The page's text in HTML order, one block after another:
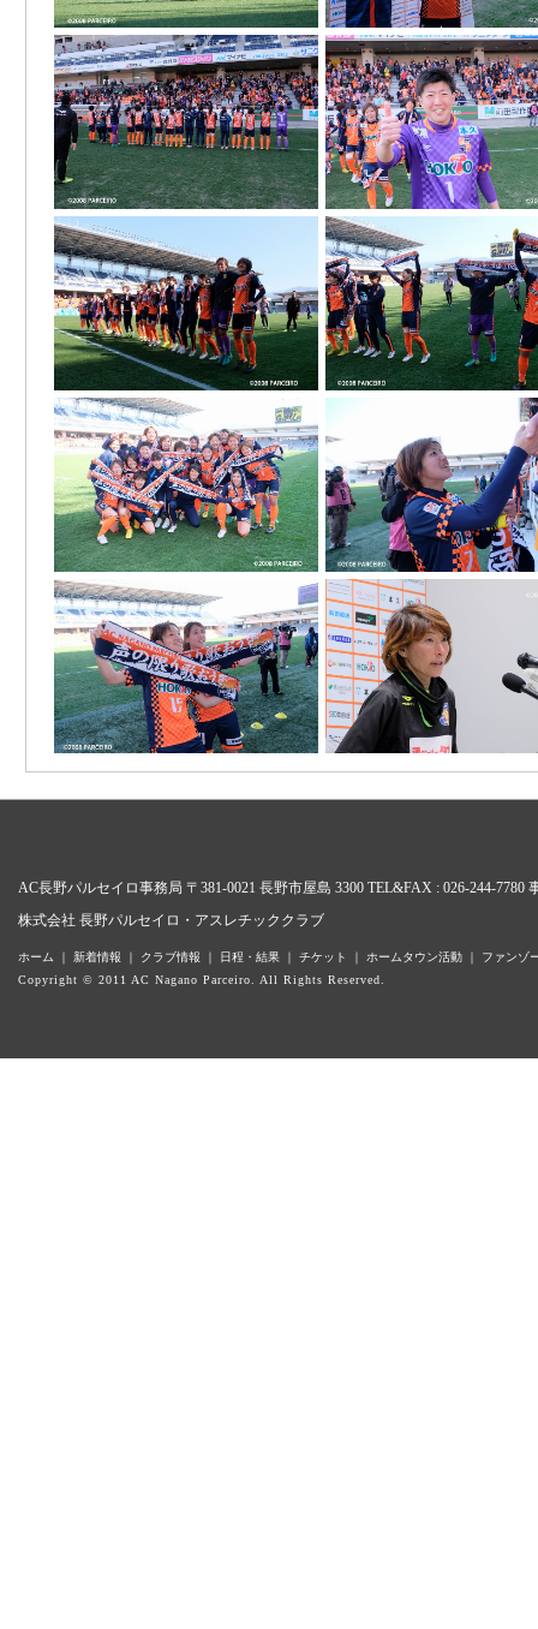
AC長野パルセイロ事務局 〒381-0021 長野市屋島 3300 TEL&FAX : 026-244-
株式会社 長野パルセイロ・アスレチッククラブ
ホーム ｜ 新着情報 ｜ クラブ情報 ｜ 日程・結果 ｜ チケット ｜ ホームタウン活動 ｜ ファンゾ
Copyright © 2011 AC Nagano Parceiro. All Rights Reserved.